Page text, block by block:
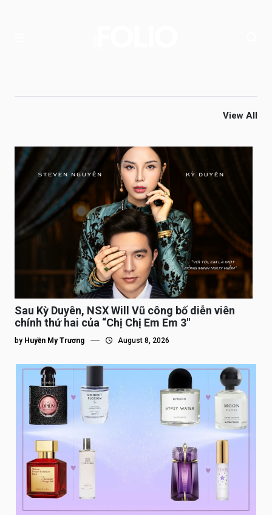
View All
Sau Kỳ Duyên, NSX Will Vũ công bố diễn viên
chính thứ hai của “Chị Chị Em Em 3″
by Huyền My Trương August 8, 2026